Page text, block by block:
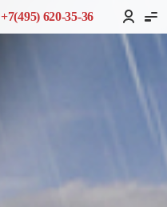
+7(495) 620-35-36